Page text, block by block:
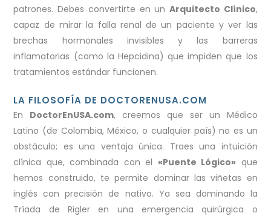
patrones. Debes convertirte en un Arquitecto Clínico,
capaz de mirar la falla renal de un paciente y ver las
brechas hormonales invisibles y las barreras
inflamatorias (como la Hepcidina) que impiden que los
tratamientos estándar funcionen.
LA FILOSOFÍA DE DOCTORENUSA.COM
En DoctorEnUSA.com, creemos que ser un Médico
Latino (de Colombia, México, o cualquier país) no es un
obstáculo; es una ventaja única. Traes una intuición
clínica que, combinada con el «Puente Lógico» que
hemos construido, te permite dominar las viñetas en
inglés con precisión de nativo. Ya sea dominando la
Tríada de Rigler en una emergencia quirúrgica o